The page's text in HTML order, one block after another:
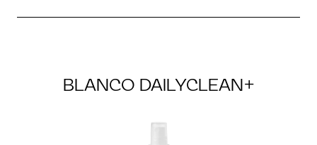
BLANCO DAILYCLEAN+